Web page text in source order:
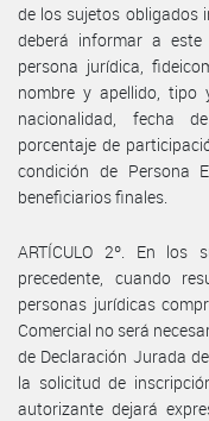
de los sujetos obligados
deberá informar a
persona jurídica,
nombre y apellido, tipo
nacionalidad, fecha
porcentaje de
condición de Persona
beneficiarios finales.
ARTÍCULO 2º. En los
precedente, cuando
personas jurídicas
Comercial no será
de Declaración Jurada
la solicitud de
autorizante dejará